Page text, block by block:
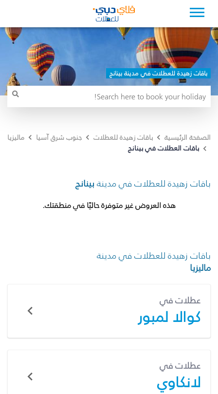
باقات زهيدة للعطلات في مدينة بينانج
الصفحة الرئيسية باقات زهيدة للعطلات جنوب شرق آسيا
ماليزيا
باقات العطلات في بينانج
باقات زهيدة للعطلات في مدينة بينانج
هذه العروض غير متوفرة حاليًا في منطقتك.
باقات زهيدة للعطلات في مدينة
ماليزيا
عطلات في
كوالا لمبور
عطلات في
لانكاوي